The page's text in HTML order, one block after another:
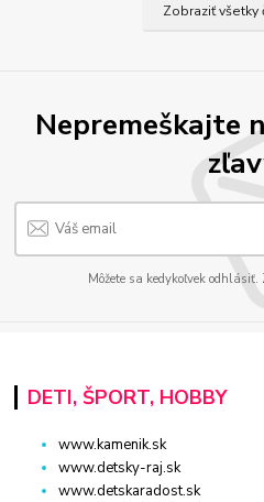
Zobraziť všetky
Nepremeškajte
Môžete sa kedykoľvek
DETI, ŠPORT, HOBBY
www.kamenik.sk
www.detsky-raj.sk
www.detskaradost.sk